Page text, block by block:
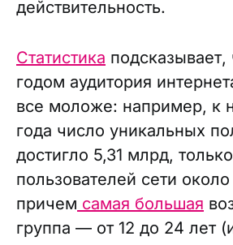
действительность.
Статистика
годом аудитория
все моложе: например, к
года число уникальных
достигло 5,31 млрд,
пользователей сети
причем самая большая
группа — от 12 до 24 лет